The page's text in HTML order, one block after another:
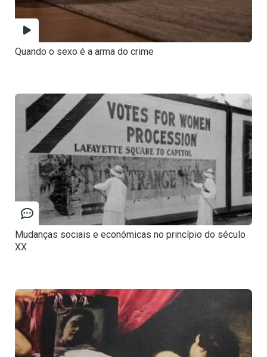
Quando o sexo é a arma do crime
Mudanças sociais e económicas no princípio do século
XX